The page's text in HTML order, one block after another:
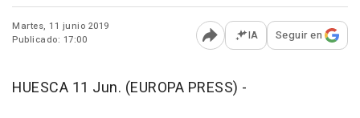
Martes, 11 junio 2019
Publicado: 17:00
Abrir opciones para
IA Seguir en
HUESCA 11 Jun. (EUROPA PRESS) -